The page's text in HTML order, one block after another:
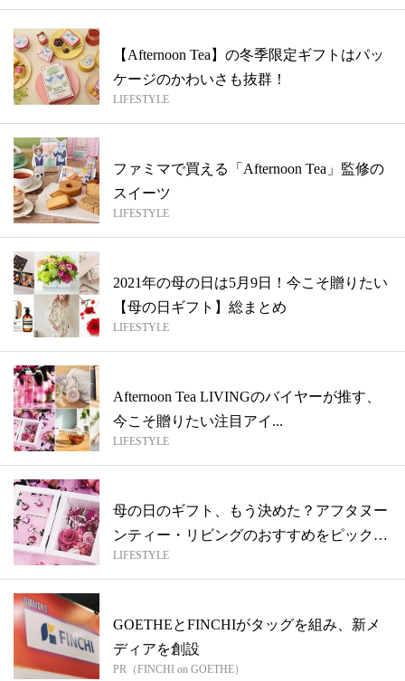
【Afternoon Tea】の冬季限定ギフトはパッ
ケージのかわいさも抜群！
LIFESTYLE
ファミマで買える「Afternoon Tea」監修の
スイーツ
LIFESTYLE
2021年の母の日は5月9日！今こそ贈りたい
【母の日ギフト】総まとめ
LIFESTYLE
Afternoon Tea LIVINGのバイヤーが推す、
今こそ贈りたい注目アイ...
LIFESTYLE
母の日のギフト、もう決めた？アフタヌー
ンティー・リビングのおすすめをピックア
ップ
LIFESTYLE
GOETHEとFINCHIがタッグを組み、新メ
ディアを創設
PR（FINCHI on GOETHE）